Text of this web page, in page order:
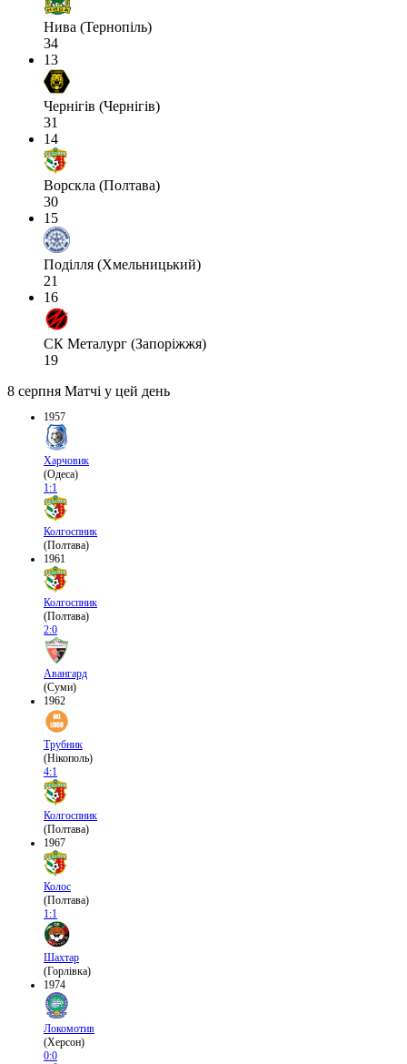
Нива (Тернопіль)
34
13
Чернігів (Чернігів)
31
14
Ворскла (Полтава)
30
15
Поділля (Хмельницький)
21
16
СК Металург (Запоріжжя)
19
8 серпня Матчі у цей день
1957
Харчовик
(Одеса)
1:1
Колгоспник
(Полтава)
1961
Колгоспник
(Полтава)
2:0
Авангард
(Суми)
1962
Трубник
(Нікополь)
4:1
Колгоспник
(Полтава)
1967
Колос
(Полтава)
1:1
Шахтар
(Горлівка)
1974
Локомотив
(Херсон)
0:0